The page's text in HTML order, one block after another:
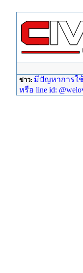
ข่าว: มีปัญหาการใ
หรือ line id: